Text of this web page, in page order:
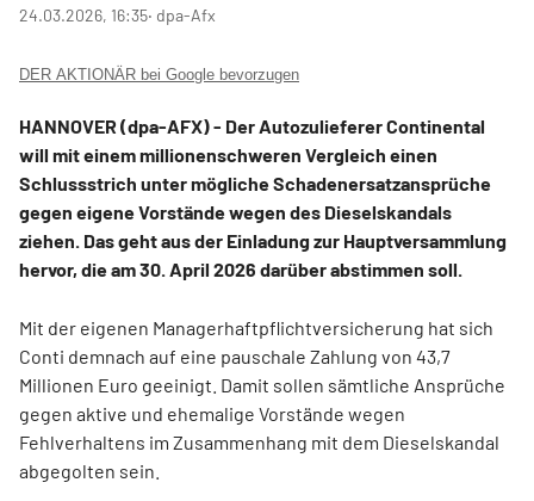
24.03.2026, 16:35‧ dpa-Afx
DER AKTIONÄR bei Google bevorzugen
HANNOVER (dpa-AFX) - Der Autozulieferer Continental
will mit einem millionenschweren Vergleich einen
Schlussstrich unter mögliche Schadenersatzansprüche
gegen eigene Vorstände wegen des Dieselskandals
ziehen. Das geht aus der Einladung zur Hauptversammlung
hervor, die am 30. April 2026 darüber abstimmen soll.
Mit der eigenen Managerhaftpflichtversicherung hat sich
Conti demnach auf eine pauschale Zahlung von 43,7
Millionen Euro geeinigt. Damit sollen sämtliche Ansprüche
gegen aktive und ehemalige Vorstände wegen
Fehlverhaltens im Zusammenhang mit dem Dieselskandal
abgegolten sein.